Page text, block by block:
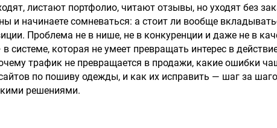
листают портфолио, читают отзывы, но уходят без
и начинаете сомневаться: а стоит ли вообще
Проблема не в нише, не в конкуренции и даже не в
системе, которая не умеет превращать интерес в
трафик не превращается в продажи, какие ошибки
по пошиву одежды, и как их исправить — шаг за
решениями.